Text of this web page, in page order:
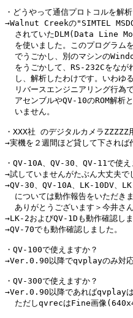
・どうやって通信プロトコルを解
→Walnut Creekの"SIMTEL
されていたDLM(Data Line
を使いました。このプログラム
でうごかし、別のマシンの
をうごかして、RS-232Cをなが
し、解析したわけです。いわゆ
リバースエンジニアリング行為
アセンブルやQV-10のROM解析と
  いません。
・XXX社 のデジタルカメラ
→実機を２週間ほど貸して下され
・QV-10A、QV-30、QV-11で使え
→試していませんがたぶん大丈夫で
→QV-30、QV-10A、LK-10DV、
については動作報告をいただきま
ありがとうございます＞今井さ
→LK-2およびQV-1Dも動作確認しま
→QV-70でも動作確認しました。
・QV-100で使えますか？
→Ver.0.90以降でqvplayのみ対応
・QV-300で使えますか？
→Ver.0.90以降であればqvplayは
ただしqvrecはFine画像